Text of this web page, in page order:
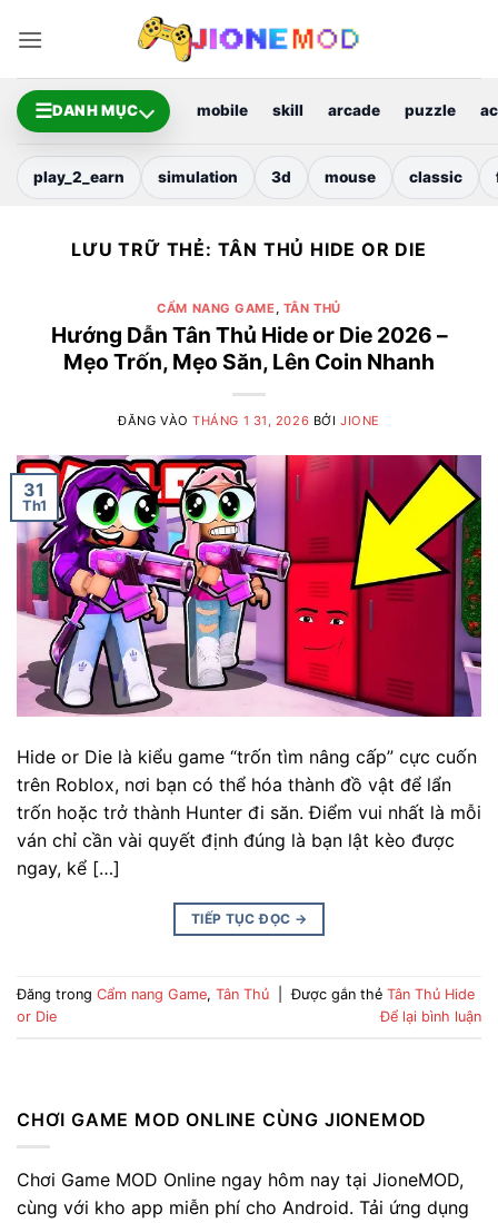
qua
dung
☰DANH MỤC mobile skill arcade puzzle
play_2_earn simulation 3d mouse classic
LƯU TRỮ THẺ: TÂN THỦ HIDE OR DIE
CẨM NANG GAME, TÂN THỦ
Hướng Dẫn Tân Thủ Hide or Die 2026 –
Mẹo Trốn, Mẹo Săn, Lên Coin Nhanh
ĐĂNG VÀOTHÁNG 1 31, 2026 BỞI JIONE
31
Th1
Hide or Die là kiểu game “trốn tìm nâng cấp” cực cuốn
trên Roblox, nơi bạn có thể hóa thành đồ vật để lẩn
trốn hoặc trở thành Hunter đi săn. Điểm vui nhất là mỗi
ván chỉ cần vài quyết định đúng là bạn lật kèo được
ngay, kể […]
TIẾP TỤC ĐỌC →
Đăng trong Cẩm nang Game, Tân Thủ Được gắn thẻ Tân Thủ Hide
or Die
Để lại bình luận
CHƠI GAME MOD ONLINE CÙNG JIONEMOD
Chơi Game MOD Online ngay hôm nay tại JioneMOD,
cùng với kho app miễn phí cho Android. Tải ứng dụng